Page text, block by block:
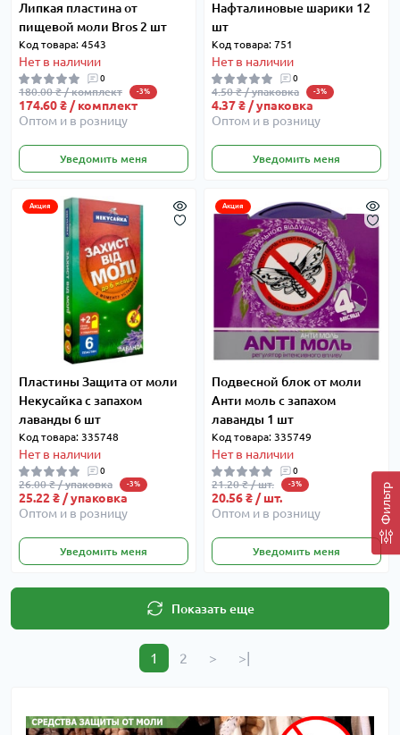
Фильтр
Липкая пластина от
пищевой моли Bros 2 шт
Код товара: 4543
Нет в наличии
0
180.00 ₴ / комплект -3%
174.60 ₴ / комплект
Оптом и в розницу
Уведомить меня
Нафталиновые шарики 12
шт
Код товара: 751
Нет в наличии
0
4.50 ₴ / упаковка -3%
4.37 ₴ / упаковка
Оптом и в розницу
Уведомить меня
Акция
Пластины Защита от моли
Некусайка с запахом
лаванды 6 шт
Код товара: 335748
Нет в наличии
0
26.00 ₴ / упаковка -3%
25.22 ₴ / упаковка
Оптом и в розницу
Уведомить меня
Акция
Подвесной блок от моли
Анти моль с запахом
лаванды 1 шт
Код товара: 335749
Нет в наличии
0
21.20 ₴ / шт. -3%
20.56 ₴ / шт.
Оптом и в розницу
Уведомить меня
Показать еще
1 2 > >|